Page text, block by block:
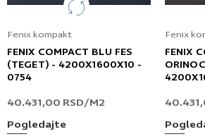
Fenix kompakt
FENIX COMPACT BLU FES
(TEGET) - 4200X1600X10 -
0754
40.431,00 RSD/M2
Pogledajte
Fenix
FENIX